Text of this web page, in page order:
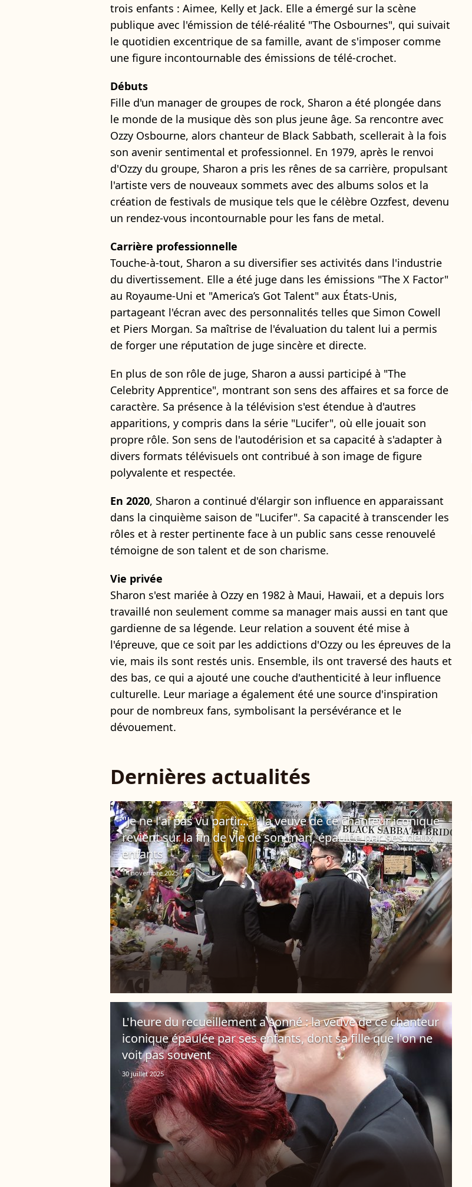
trois enfants : Aimee, Kelly et Jack. Elle a émergé sur la scène
publique avec l'émission de télé-réalité "The Osbournes", qui suivait
le quotidien excentrique de sa famille, avant de s'imposer comme
une figure incontournable des émissions de télé-crochet.
Débuts
Fille d'un manager de groupes de rock, Sharon a été plongée dans
le monde de la musique dès son plus jeune âge. Sa rencontre avec
Ozzy Osbourne, alors chanteur de Black Sabbath, scellerait à la fois
son avenir sentimental et professionnel. En 1979, après le renvoi
d'Ozzy du groupe, Sharon a pris les rênes de sa carrière, propulsant
l'artiste vers de nouveaux sommets avec des albums solos et la
création de festivals de musique tels que le célèbre Ozzfest, devenu
un rendez-vous incontournable pour les fans de metal.
Carrière professionnelle
Touche-à-tout, Sharon a su diversifier ses activités dans l'industrie
du divertissement. Elle a été juge dans les émissions "The X Factor"
au Royaume-Uni et "America’s Got Talent" aux États-Unis,
partageant l'écran avec des personnalités telles que Simon Cowell
et Piers Morgan. Sa maîtrise de l'évaluation du talent lui a permis
de forger une réputation de juge sincère et directe.
En plus de son rôle de juge, Sharon a aussi participé à "The
Celebrity Apprentice", montrant son sens des affaires et sa force de
caractère. Sa présence à la télévision s'est étendue à d'autres
apparitions, y compris dans la série "Lucifer", où elle jouait son
propre rôle. Son sens de l'autodérision et sa capacité à s'adapter à
divers formats télévisuels ont contribué à son image de figure
polyvalente et respectée.
En 2020, Sharon a continué d'élargir son influence en apparaissant
dans la cinquième saison de "Lucifer". Sa capacité à transcender les
rôles et à rester pertinente face à un public sans cesse renouvelé
témoigne de son talent et de son charisme.
Vie privée
Sharon s'est mariée à Ozzy en 1982 à Maui, Hawaii, et a depuis lors
travaillé non seulement comme sa manager mais aussi en tant que
gardienne de sa légende. Leur relation a souvent été mise à
l'épreuve, que ce soit par les addictions d'Ozzy ou les épreuves de la
vie, mais ils sont restés unis. Ensemble, ils ont traversé des hauts et
des bas, ce qui a ajouté une couche d'authenticité à leur influence
culturelle. Leur mariage a également été une source d'inspiration
pour de nombreux fans, symbolisant la persévérance et le
dévouement.
Dernières actualités
"Je ne l'ai pas vu partir..." : la veuve de ce chanteur iconique
revient sur la fin de vie de son mari, épaulée par ses deux
enfants
14 novembre 2025
L'heure du recueillement a sonné : la veuve de ce chanteur
iconique épaulée par ses enfants, dont sa fille que l'on ne
voit pas souvent
30 juillet 2025